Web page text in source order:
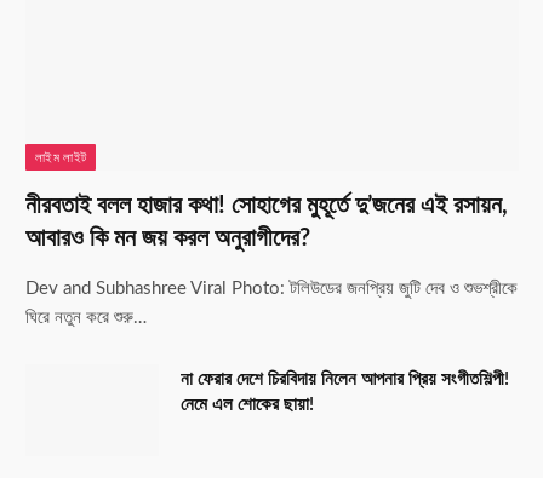
লাইম লাইট
নীরবতাই বলল হাজার কথা! সোহাগের মুহূর্তে দু’জনের এই রসায়ন,
আবারও কি মন জয় করল অনুরাগীদের?
Dev and Subhashree Viral Photo: টলিউডের জনপ্রিয় জুটি দেব ও শুভশ্রীকে
ঘিরে নতুন করে শুরু…
না ফেরার দেশে চিরবিদায় নিলেন আপনার প্রিয় সংগীতশিল্পী!
নেমে এল শোকের ছায়া!